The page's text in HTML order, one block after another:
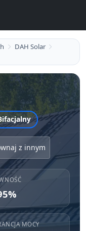
DAH Solar
z innym
MOCY